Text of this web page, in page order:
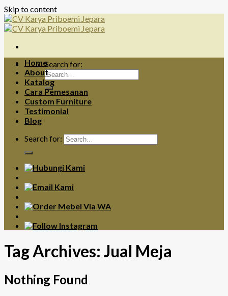
Skip to content
Search for:
Home
About
Katalog
Cara Pemesanan
Custom Furniture
Testimonial
Blog
Search for:
Tag Archives: Jual Meja
Nothing Found